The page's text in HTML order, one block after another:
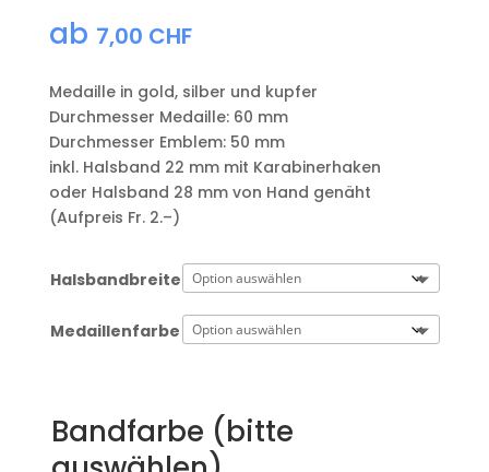
ab 7,00 CHF
Medaille in gold, silber und kupfer
​Durchmesser Medaille: 60 mm
Durchmesser Emblem: 50 mm
​inkl. Halsband 22 mm mit Karabinerhaken
oder Halsband 28 mm von Hand genäht
(Aufpreis Fr. 2.–)
Halsbandbreite
Medaillenfarbe
Bandfarbe (bitte